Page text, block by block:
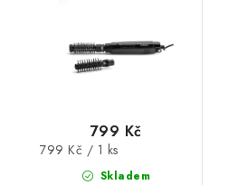
Skladem
799 Kč
Měrná
799 Kč / 1 ks